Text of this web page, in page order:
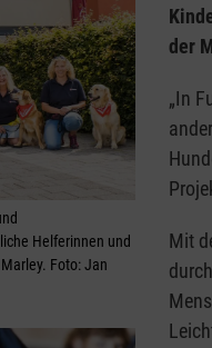
Helferinnen und
Foto: Jan
der
„In
Mit